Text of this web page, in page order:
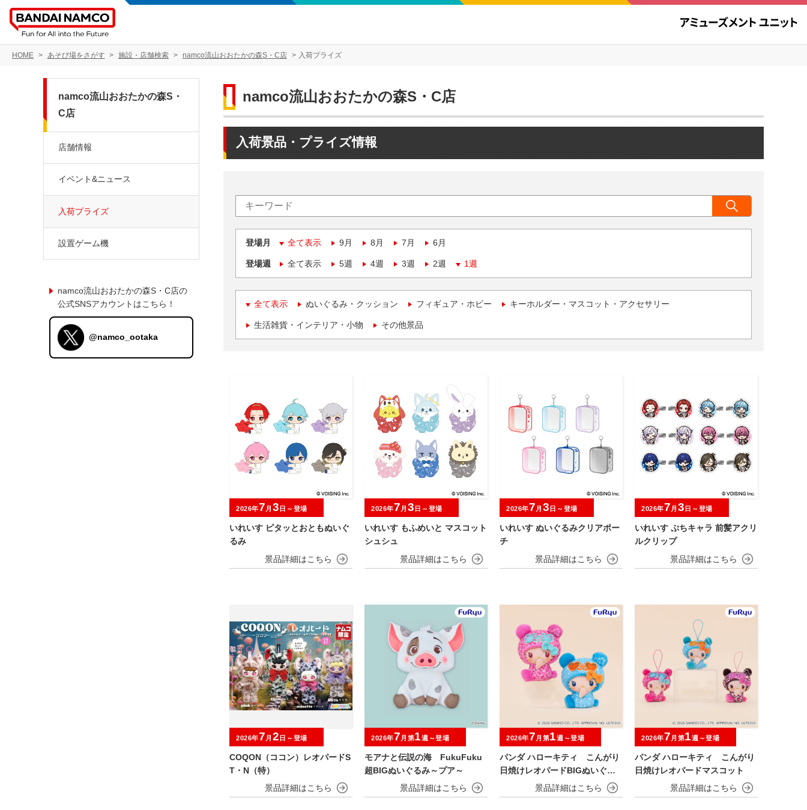
HOME あそび場をさがす 施設・店舗検索 namco流山おおたかの森S・C店 入荷プライズ
namco流山おおたかの森S・C店
入荷景品・プライズ情報
登場月 全て表示 9月 8月 7月 6月
登場週 全て表示 5週 4週 3週 2週 1週
全て表示 ぬいぐるみ・クッション フィギュア・ホビー キーホルダー・マスコット・アクセサリー
生活雑貨・インテリア・小物 その他景品
いれいす ピタッとおともぬいぐ
るみ
2026年7 月 3 日～登場
いれいす もふめいと マスコット
シュシュ
2026年7 月 3 日～登場
いれいす ぬいぐるみクリアポー
チ
2026年7 月 3 日～登場
いれいす ぷちキャラ 前髪アクリ
ルクリップ
2026年7 月 3 日～登場
COQON（ココン）レオパードS
T・N（特）
2026年7 月 2 日～登場
モアナと伝説の海 FukuFuku
超BIGぬいぐるみ～プア～
2026年7 月第1週～登場
パンダ ハローキティ こんがり
日焼けレオパードBIGぬいぐる
2026年7 月第1週～登場
パンダ ハローキティ こんがり
日焼けレオパードマスコット
2026年7 月第1週～登場
namco流山おおたかの森S・
C店
店舗情報
イベント&ニュース
入荷プライズ
設置ゲーム機
namco流山おおたかの森S・C店の
公式SNSアカウントはこちら！
@namco_ootaka